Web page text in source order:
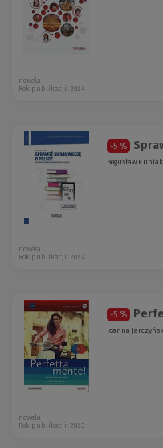
nowela
Rok publikacji: 2024
-5 %
Bogusław Kubiak
nowela
Rok publikacji: 2024
-5 %
Joanna
nowela
Rok publikacji: 2023